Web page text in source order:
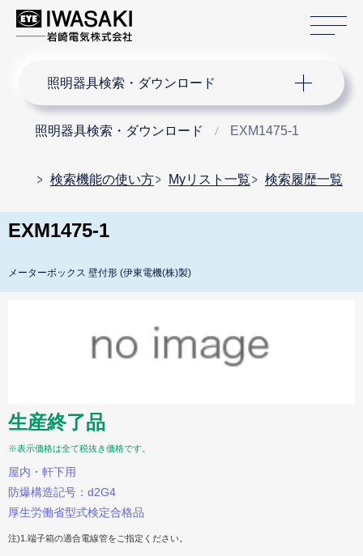
照明器具検索・ダウンロード
照明器具検索・ダウンロード EXM1475-1
検索機能の使い方 Myリスト一覧 検索履歴一覧
EXM1475-1
メーターボックス 壁付形 (伊東電機(株)製)
生産終了品
※表示価格は全て税抜き価格です。
屋内・軒下用
防爆構造記号：d2G4
厚生労働省型式検定合格品
注)1.端子箱の適合電線管をご指定ください。